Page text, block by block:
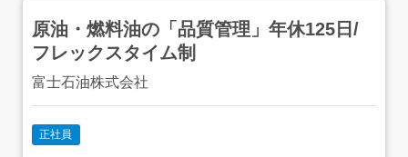
原油・燃料油の「品質管理」年休125日/
フレックスタイム制
富士石油株式会社
正社員